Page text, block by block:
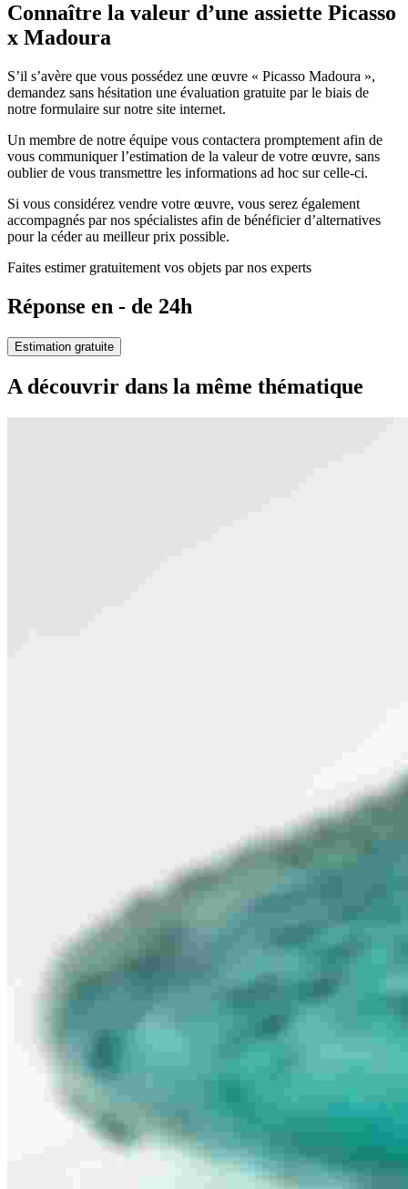
Connaître la valeur d’une assiette Picasso
x Madoura
S’il s’avère que vous possédez une œuvre « Picasso Madoura »,
demandez sans hésitation une évaluation gratuite par le biais de
notre formulaire sur notre site internet.
Un membre de notre équipe vous contactera promptement afin de
vous communiquer l’estimation de la valeur de votre œuvre, sans
oublier de vous transmettre les informations ad hoc sur celle-ci.
Si vous considérez vendre votre œuvre, vous serez également
accompagnés par nos spécialistes afin de bénéficier d’alternatives
pour la céder au meilleur prix possible.
Faites estimer gratuitement vos objets par nos experts
Réponse en - de 24h
Estimation gratuite
A découvrir dans la même thématique